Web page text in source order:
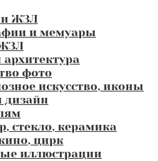
и ЖЗЛ
и мемуары
архитектура
фото
искусство, иконы
дизайн
стекло, керамика
цирк
иллюстрации